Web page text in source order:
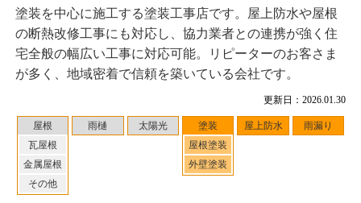
更新日：2026.01.30
屋根
瓦屋根
金属屋根
その他
雨樋 太陽光
塗装
屋根塗装
外壁塗装
屋上防水 雨漏り
塗装を中心に施工する塗装工事店です。屋上防水や屋根
の断熱改修工事にも対応し、協力業者との連携が強く住
宅全般の幅広い工事に対応可能。リピーターのお客さま
が多く、地域密着で信頼を築いている会社です。